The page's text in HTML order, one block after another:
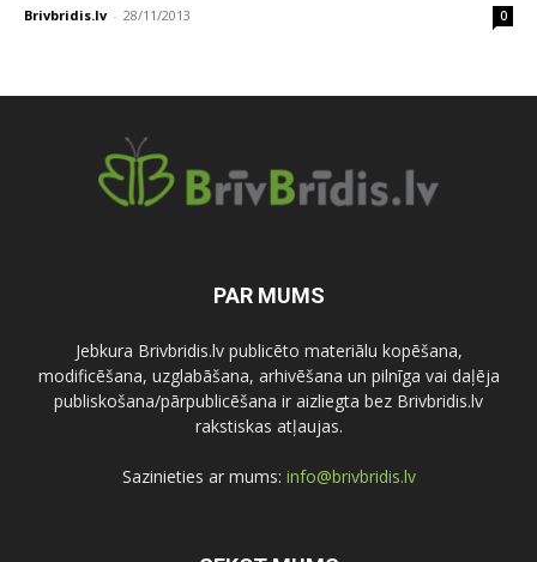
Brivbridis.lv - 28/11/2013 0
PAR MUMS
Jebkura Brivbridis.lv publicēto materiālu kopēšana,
modificēšana, uzglabāšana, arhivēšana un pilnīga vai daļēja
publiskošana/pārpublicēšana ir aizliegta bez Brivbridis.lv
rakstiskas atļaujas.
Sazinieties ar mums: info@brivbridis.lv